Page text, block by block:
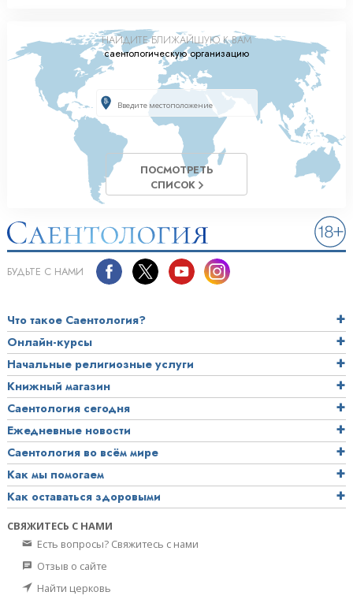
НАЙДИТЕ БЛИЖАЙШУЮ К ВАМ
саентологическую организацию
ПОСМОТРЕТЬ
СПИСОК
БУДЬТЕ С НАМИ
Что такое Саентология?
Онлайн-курсы
Начальные религиозные услуги
Книжный магазин
Саентология сегодня
Ежедневные новости
Саентология во всём мире
Как мы помогаем
Как оставаться здоровыми
СВЯЖИТЕСЬ С НАМИ
Есть вопросы? Свяжитесь с нами
Отзыв о сайте
Найти церковь